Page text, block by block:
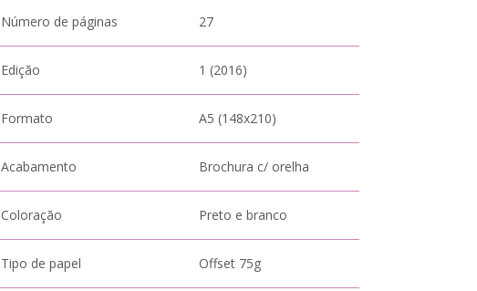
Número de páginas 27
Edição 1 (2016)
Formato A5 (148x210)
Acabamento Brochura c/ orelha
Coloração Preto e branco
Tipo de papel Offset 75g